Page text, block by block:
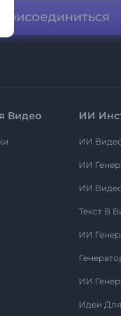
Присоединиться
Видео ИИ
ИИ
ИИ
ИИ
Текст В
ИИ
ИИ
Идеи